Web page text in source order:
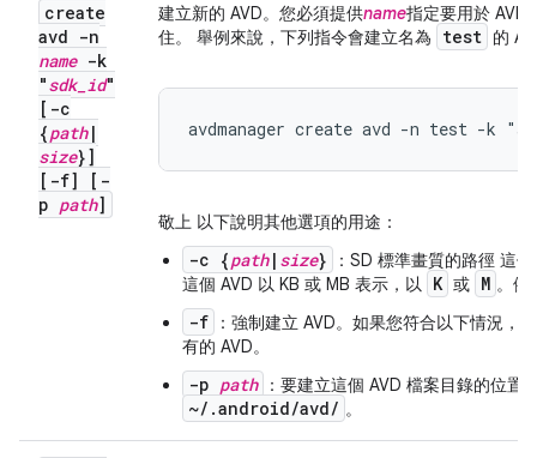
create
avd -n
name-k
"sdk_ id"
[-c
{path|
size}]
[-f] [-
p path]
建立新的 AVD。您必須提供name指定要用於 AVD
住。 舉例來說，下列指令會建立名為
test 的
avdmanager create avd -n test -k
敬上 以下說明其他選項的用途：
-c {path| size}
：SD 標準畫質的路徑 這
這個 AVD 以 KB 或 MB 表示，以
K 或 M 。例
-f
：強制建立 AVD。如果您符合以下情況，
有的 AVD。
-p path ：要建立這個 AVD 檔案目錄的位
~/.android/avd/ 。